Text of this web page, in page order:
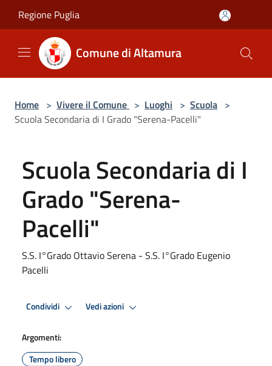
Regione Puglia
Comune di Altamura
Home > Vivere il Comune > Luoghi > Scuola >
Scuola Secondaria di I Grado "Serena-Pacelli"
Scuola Secondaria di I
Grado "Serena-
Pacelli"
S.S. I°Grado Ottavio Serena - S.S. I°Grado Eugenio
Pacelli
Condividi Vedi azioni
Argomenti:
Tempo libero